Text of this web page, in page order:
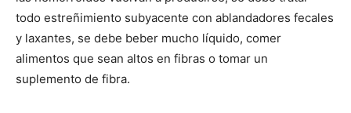
todo estreñimiento subyacente con ablandadores fecales
y laxantes, se debe beber mucho líquido, comer
alimentos que sean altos en fibras o tomar un
suplemento de fibra.